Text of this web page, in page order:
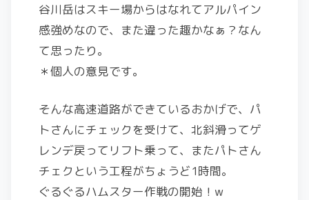
谷川岳はスキー場からはなれてアルパイン
感強めなので、また違った趣かなぁ？なん
て思ったり。
＊個人の意見です。
そんな高速道路ができているおかげで、パ
トさんにチェックを受けて、北斜滑ってゲ
レンデ戻ってリフト乗って、またパトさん
チェクという工程がちょうど1時間。
ぐるぐるハムスター作戦の開始！w